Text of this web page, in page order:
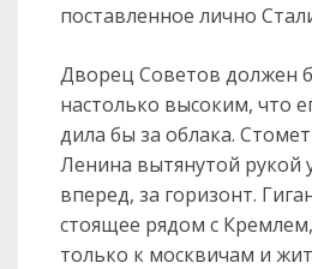
поставленное лично
Дворец Советов должен
настолько высоким, что
дила бы за облака.
Ленина вытянутой рукой
вперед, за горизонт.
стоящее рядом с
толь­ко к москвичам и